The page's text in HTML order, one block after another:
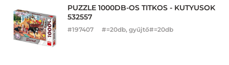
PUZZLE 1000DB-OS TITKOS - KUTYUSOK
532557
#197407 #=20db, gyűjtő#=20db